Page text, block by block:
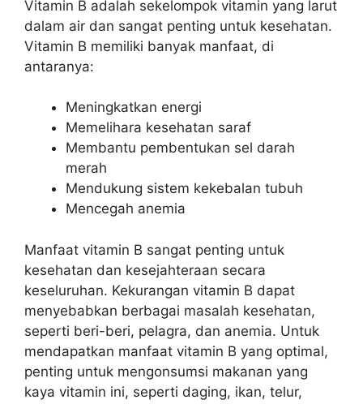
Vitamin B adalah sekelompok vitamin yang larut
dalam air dan sangat penting untuk kesehatan.
Vitamin B memiliki banyak manfaat, di
antaranya:
Meningkatkan energi
Memelihara kesehatan saraf
Membantu pembentukan sel darah
merah
Mendukung sistem kekebalan tubuh
Mencegah anemia
Manfaat vitamin B sangat penting untuk
kesehatan dan kesejahteraan secara
keseluruhan. Kekurangan vitamin B dapat
menyebabkan berbagai masalah kesehatan,
seperti beri-beri, pelagra, dan anemia. Untuk
mendapatkan manfaat vitamin B yang optimal,
penting untuk mengonsumsi makanan yang
kaya vitamin ini, seperti daging, ikan, telur,